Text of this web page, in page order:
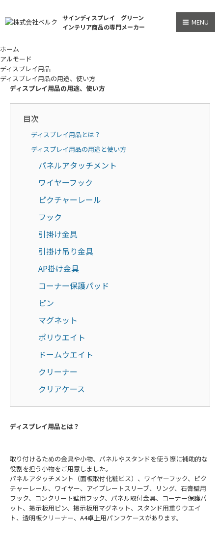
サインディスプレイ グリーン
インテリア商品の専門メーカー
MENU
ホーム
アルモード
ディスプレイ用品
ディスプレイ用品の用途、使い方
ディスプレイ用品の用途、使い方
目次
ディスプレイ用品とは？
ディスプレイ用品の用途と使い方
パネルアタッチメント
ワイヤーフック
ピクチャーレール
フック
引掛け金具
引掛け吊り金具
AP掛け金具
コーナー保護パッド
ピン
マグネット
ポリウエイト
ドームウエイト
クリーナー
クリアケース
ディスプレイ用品とは？
取り付けるための金具や小物、パネルやスタンドを使う際に補助的な
役割を担う小物をご用意しました。
パネルアタッチメント（面板取付化粧ビス）、ワイヤーフック、ピク
チャーレール、ワイヤー、アイプレートスリーブ、リング、石膏壁用
フック、コンクリート壁用フック、パネル取付金具、コーナー保護パ
ット、掲示板用ピン、掲示板用マグネット、スタンド用重りウエイ
ト、透明板クリーナー、A4卓上用パンフケースがあります。